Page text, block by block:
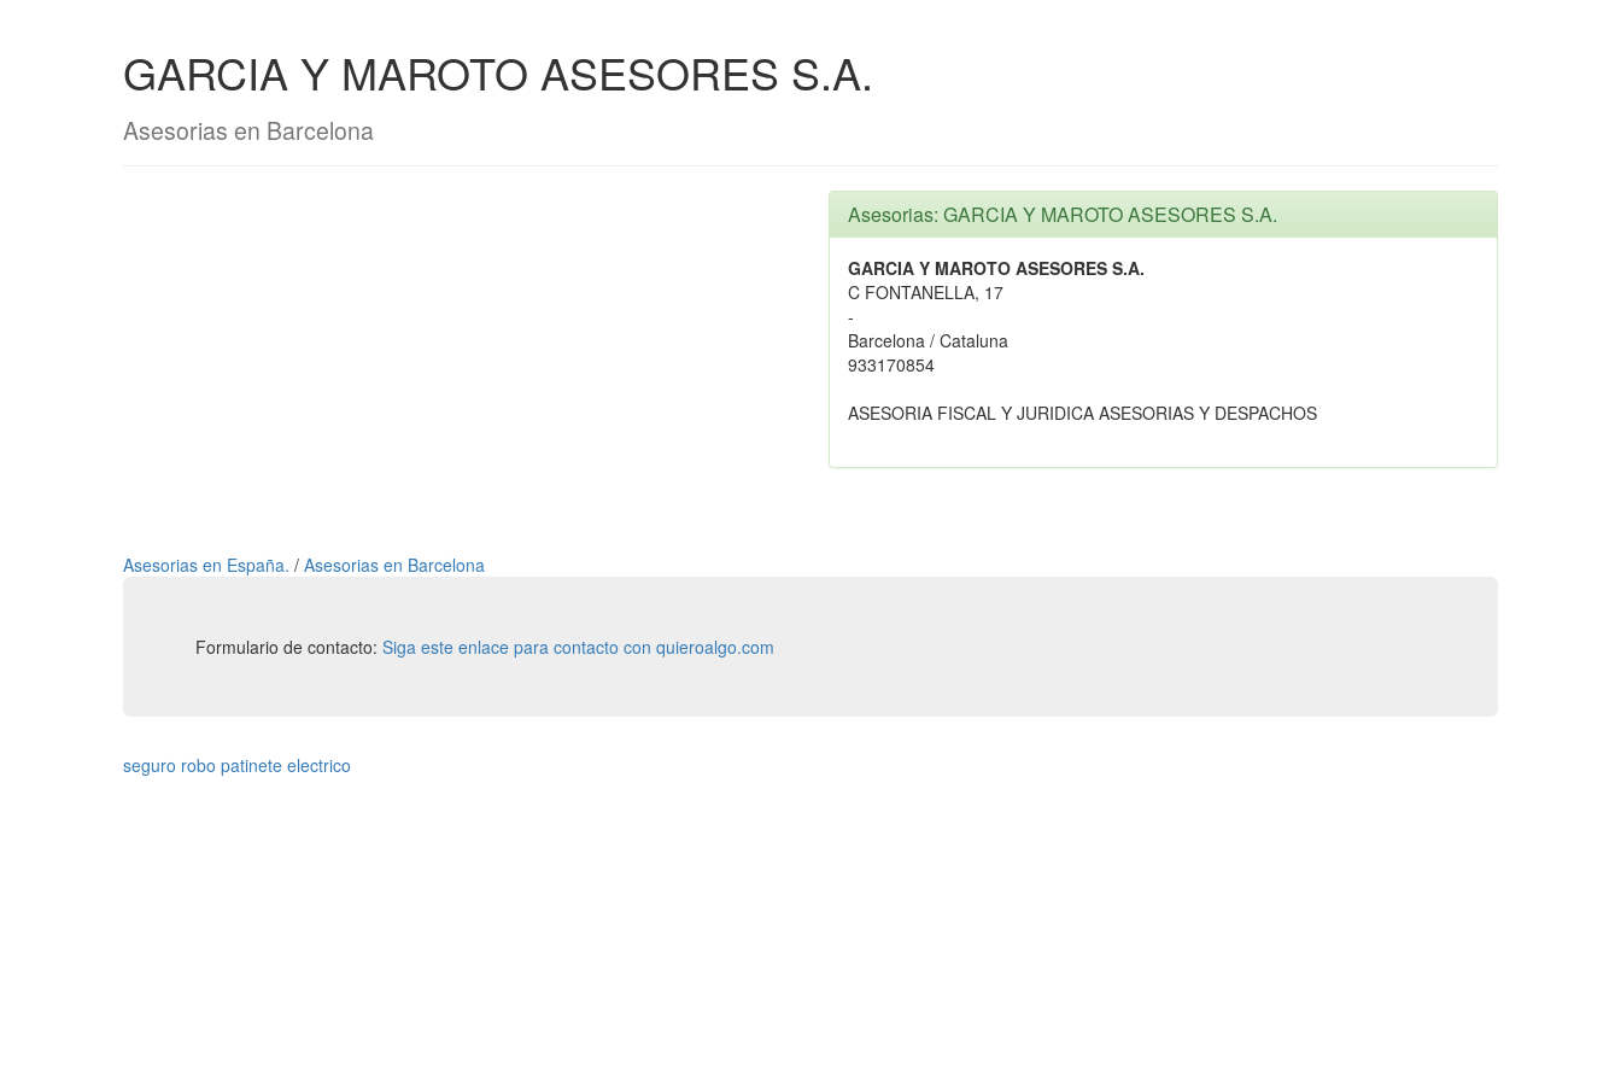
GARCIA Y MAROTO ASESORES S.A.
Asesorias en Barcelona
Asesorias: GARCIA Y MAROTO ASESORES S.A.
GARCIA Y MAROTO ASESORES S.A.
C FONTANELLA, 17
-
Barcelona / Cataluna
933170854
ASESORIA FISCAL Y JURIDICA ASESORIAS Y DESPACHOS
Asesorias en España. / Asesorias en Barcelona
Formulario de contacto: Siga este enlace para contacto con quieroalgo.com
seguro robo patinete electrico